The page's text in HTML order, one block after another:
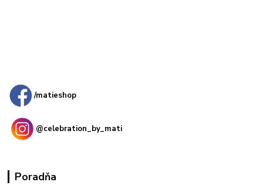
/matieshop
@celebration_by_mati
Poradňa